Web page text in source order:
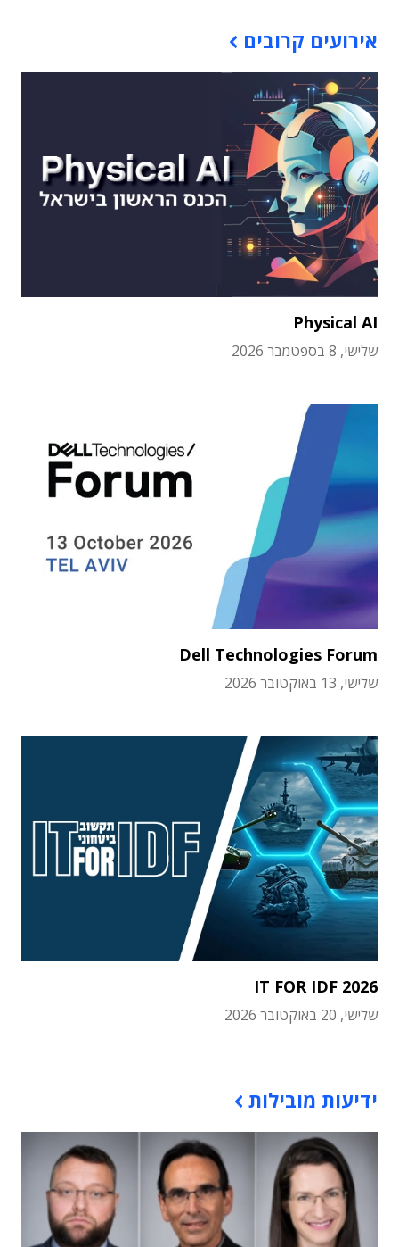
אירועים קרובים
Physical AI
שלישי, 8 בספטמבר 2026
Dell Technologies Forum
שלישי, 13 באוקטובר 2026
IT FOR IDF 2026
שלישי, 20 באוקטובר 2026
ידיעות מובילות